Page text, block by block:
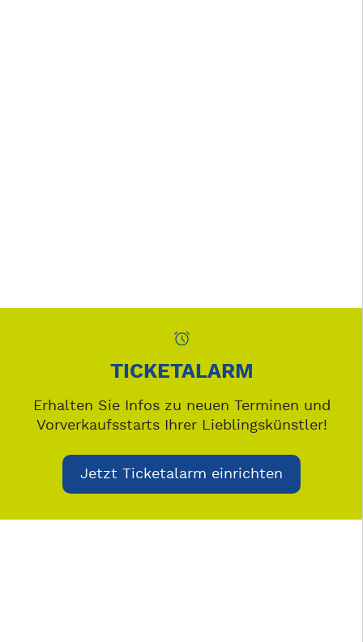
TICKETALARM
Erhalten Sie Infos zu neuen Terminen und
Vorverkaufsstarts Ihrer Lieblingskünstler!
Jetzt Ticketalarm einrichten